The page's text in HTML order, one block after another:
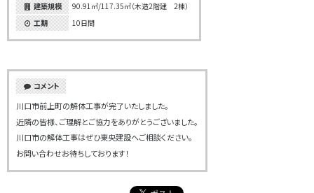
建築規模
90.91㎡/117.35㎡（木造2階建 2棟）
工期
10日間
コメント
川口市前上町の解体工事が完了いたしました。
近隣の皆様、ご理解とご協力をありがとうございました。
川口市の解体工事はぜひ東央建設へご相談ください。
お問い合わせお待ちしております！